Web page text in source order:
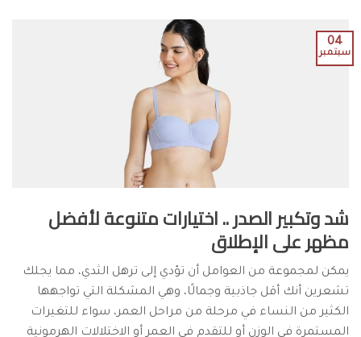
04
سبتمبر
شد وتكبير الصدر .. اختيارات متنوعة لأفضل
مظهر على الإطلاق
يمكن لمجموعة من العوامل أن تؤدي إلى ترهل الثدي، مما يجلك
تشعرين أنك أقل جاذبية وجمالًا، وهي المشكلة التي تواجهها
الكثير من النساء في مرحلة من مراحل العمر، سواء للتغيرات
المستمرة في الوزن أو للتقدم في العمر أو الاختلالات الهرمونية